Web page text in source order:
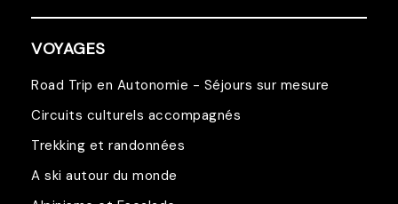
VOYAGES
Road Trip en Autonomie - Séjours sur mesure
Circuits culturels accompagnés
Trekking et randonnées
A ski autour du monde